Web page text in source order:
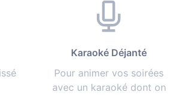
Karaoké Déjanté
Pour animer vos soirées
avec un karaoké dont on